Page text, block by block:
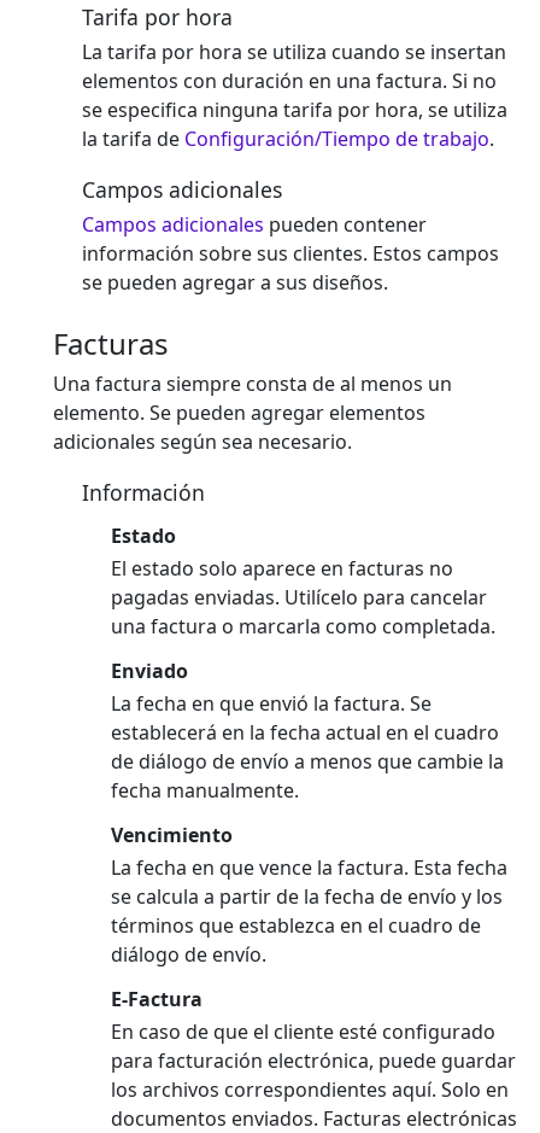
Tarifa por hora
La tarifa por hora se utiliza cuando se insertan
elementos con duración en una factura. Si no
se especifica ninguna tarifa por hora, se utiliza
la tarifa de Configuración/Tiempo de trabajo.
Campos adicionales
Campos adicionales pueden contener
información sobre sus clientes. Estos campos
se pueden agregar a sus diseños.
Facturas
Una factura siempre consta de al menos un
elemento. Se pueden agregar elementos
adicionales según sea necesario.
Información
Estado
El estado solo aparece en facturas no
pagadas enviadas. Utilícelo para cancelar
una factura o marcarla como completada.
Enviado
La fecha en que envió la factura. Se
establecerá en la fecha actual en el cuadro
de diálogo de envío a menos que cambie la
fecha manualmente.
Vencimiento
La fecha en que vence la factura. Esta fecha
se calcula a partir de la fecha de envío y los
términos que establezca en el cuadro de
diálogo de envío.
E-Factura
En caso de que el cliente esté configurado
para facturación electrónica, puede guardar
los archivos correspondientes aquí. Solo en
documentos enviados. Facturas electrónicas